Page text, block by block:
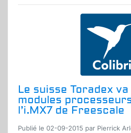
Le suisse Toradex
modules
l’i.MX7 de Freescale
Publié le 02-09-2015 par Pierrick